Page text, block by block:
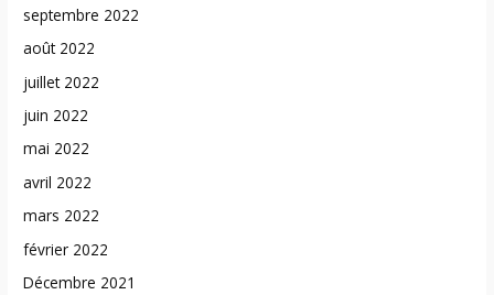
septembre 2022
août 2022
juillet 2022
juin 2022
mai 2022
avril 2022
mars 2022
février 2022
Décembre 2021